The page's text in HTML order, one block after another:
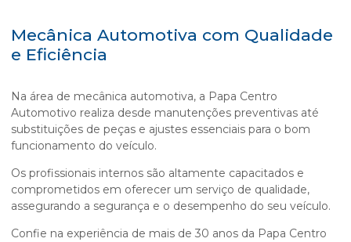
Mecânica Automotiva com Qualidade
e Eficiência
Na área de mecânica automotiva, a Papa Centro
Automotivo realiza desde manutenções preventivas até
substituições de peças e ajustes essenciais para o bom
funcionamento do veículo.
Os profissionais internos são altamente capacitados e
comprometidos em oferecer um serviço de qualidade,
assegurando a segurança e o desempenho do seu veículo.
Confie na experiência de mais de 30 anos da Papa Centro